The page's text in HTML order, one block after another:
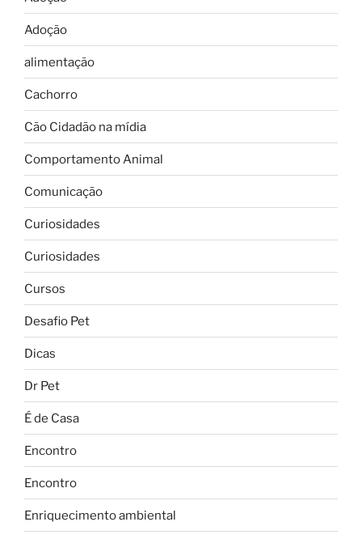
Adoção
alimentação
Cachorro
Cão Cidadão na mídia
Comportamento Animal
Comunicação
Curiosidades
Curiosidades
Cursos
Desafio Pet
Dicas
Dr Pet
É de Casa
Encontro
Encontro
Enriquecimento ambiental